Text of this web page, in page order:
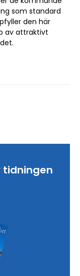
som standard
den här
av attraktivt
tidningen